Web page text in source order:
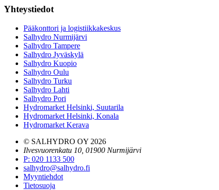
Yhteystiedot
Pääkonttori ja logistiikkakeskus
Salhydro Nurmijärvi
Salhydro Tampere
Salhydro Jyväskylä
Salhydro Kuopio
Salhydro Oulu
Salhydro Turku
Salhydro Lahti
Salhydro Pori
Hydromarket Helsinki, Suutarila
Hydromarket Helsinki, Konala
Hydromarket Kerava
© SALHYDRO OY 2026
Ilvesvuorenkatu 10, 01900 Nurmijärvi
P: 020 1133 500
salhydro@salhydro.fi
Myyntiehdot
Tietosuoja